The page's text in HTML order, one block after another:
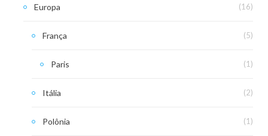
Europa (16)
França (5)
Paris (1)
Itália (2)
Polônia (1)